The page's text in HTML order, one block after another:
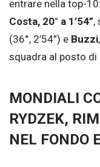
entrare nella top-
Costa, 20° a 1’54”,
(36°, 2’54”) e Buzzi
squadra al posto di
MONDIALI
RYDZEK,
NEL FONDO